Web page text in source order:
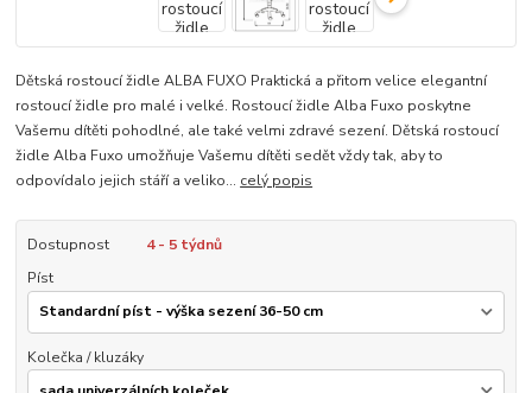
Dětská rostoucí židle ALBA FUXO Praktická a přitom velice elegantní
rostoucí židle pro malé i velké. Rostoucí židle Alba Fuxo poskytne
Vašemu dítěti pohodlné, ale také velmi zdravé sezení. Dětská rostoucí
židle Alba Fuxo umožňuje Vašemu dítěti sedět vždy tak, aby to
odpovídalo jejich stáří a veliko... celý popis
Dostupnost
4 - 5 týdnů
Píst
Kolečka / kluzáky